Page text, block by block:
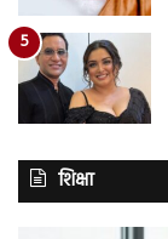
शिक्षा